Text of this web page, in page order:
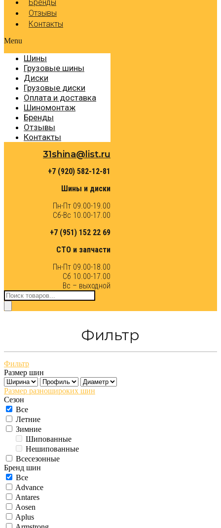
Бренды
Отзывы
Контакты
Menu
Шины
Грузовые шины
Диски
Грузовые диски
Оплата и доставка
Шиномонтаж
Бренды
Отзывы
Контакты
31shina@list.ru
+7 (920) 582-12-81
Шины и диски
Пн-Пт 09.00-19.00
Сб-Вс 10.00-17.00
+7 (951) 152 22 69
СТО и запчасти
Пн-Пт 09.00-18.00
Сб 10.00-17.00
Вс – выходной
Поиск
товаров
Фильтр
Фильтр
Размер шин
Размер разношироких шин
Сезон
Все
Летние
Зимние
Шипованные
Нешипованные
Всесезонные
Бренд шин
Все
Advance
Antares
Aosen
Aplus